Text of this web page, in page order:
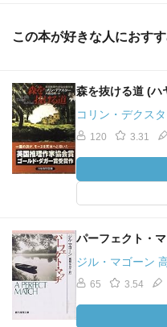
この本が好きな人におす
森を抜ける道 (ハ
コリン・デクス
120 3.31
パーフェクト・
ジル・マゴーン
65 3.54